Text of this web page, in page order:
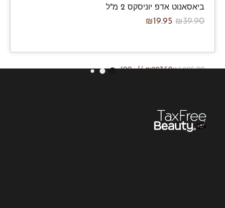
ביאסאנוט אדפ יוניסקס 2 מ"ל
₪39.90
₪19.95
₪1,995.00
₪997.50
/100ml